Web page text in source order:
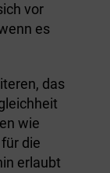
vor
es
das
wie
die
erlaubt